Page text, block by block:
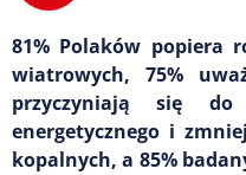
81% Polaków popiera
wiatrowych, 75%
przyczyniają się do
energetycznego i
kopalnych, a 85%